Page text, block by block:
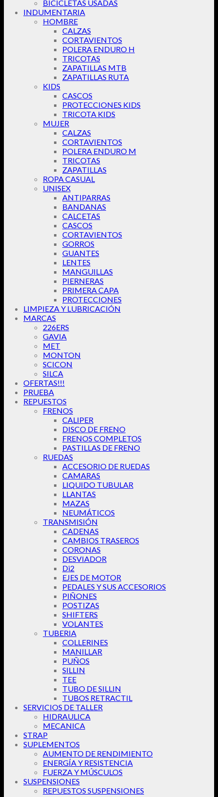
BICICLETAS USADAS
INDUMENTARIA
HOMBRE
CALZAS
CORTAVIENTOS
POLERA ENDURO H
TRICOTAS
ZAPATILLAS MTB
ZAPATILLAS RUTA
KIDS
CASCOS
PROTECCIONES KIDS
TRICOTA KIDS
MUJER
CALZAS
CORTAVIENTOS
POLERA ENDURO M
TRICOTAS
ZAPATILLAS
ROPA CASUAL
UNISEX
ANTIPARRAS
BANDANAS
CALCETAS
CASCOS
CORTAVIENTOS
GORROS
GUANTES
LENTES
MANGUILLAS
PIERNERAS
PRIMERA CAPA
PROTECCIONES
LIMPIEZA Y LUBRICACIÓN
MARCAS
226ERS
GAVIA
MET
MONTON
SCICON
SILCA
OFERTAS!!!
PRUEBA
REPUESTOS
FRENOS
CALIPER
DISCO DE FRENO
FRENOS COMPLETOS
PASTILLAS DE FRENO
RUEDAS
ACCESORIO DE RUEDAS
CAMARAS
LIQUIDO TUBULAR
LLANTAS
MAZAS
NEUMÁTICOS
TRANSMISIÓN
CADENAS
CAMBIOS TRASEROS
CORONAS
DESVIADOR
Di2
EJES DE MOTOR
PEDALES Y SUS ACCESORIOS
PIÑONES
POSTIZAS
SHIFTERS
VOLANTES
TUBERIA
COLLERINES
MANILLAR
PUÑOS
SILLIN
TEE
TUBO DE SILLIN
TUBOS RETRACTIL
SERVICIOS DE TALLER
HIDRAULICA
MECANICA
STRAP
SUPLEMENTOS
AUMENTO DE RENDIMIENTO
ENERGÍA Y RESISTENCIA
FUERZA Y MÚSCULOS
SUSPENSIONES
REPUESTOS SUSPENSIONES